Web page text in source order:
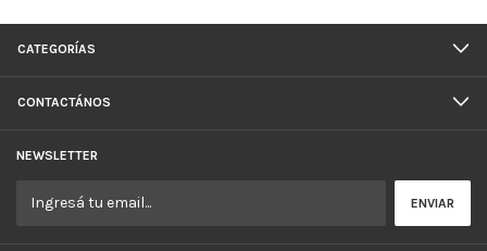
CATEGORÍAS
CONTACTÁNOS
NEWSLETTER